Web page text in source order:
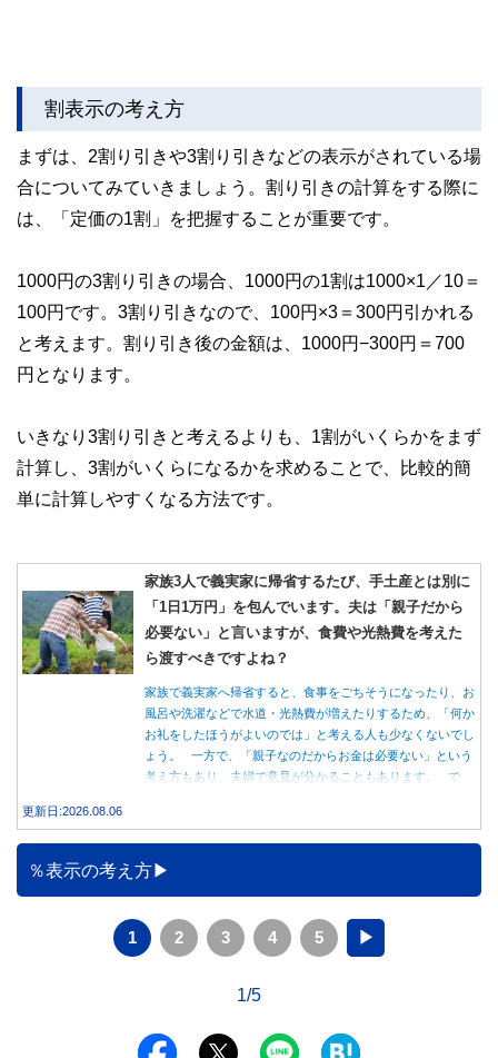
割表示の考え方
まずは、2割り引きや3割り引きなどの表示がされている場
合についてみていきましょう。割り引きの計算をする際に
は、「定価の1割」を把握することが重要です。
1000円の3割り引きの場合、1000円の1割は1000×1／10＝
100円です。3割り引きなので、100円×3＝300円引かれる
と考えます。割り引き後の金額は、1000円−300円＝700
円となります。
いきなり3割り引きと考えるよりも、1割がいくらかをまず
計算し、3割がいくらになるかを求めることで、比較的簡
単に計算しやすくなる方法です。
家族3人で義実家に帰省するたび、手土産とは別に
「1日1万円」を包んでいます。夫は「親子だから
必要ない」と言いますが、食費や光熱費を考えた
ら渡すべきですよね？
家族で義実家へ帰省すると、食事をごちそうになったり、お
風呂や洗濯などで水道・光熱費が増えたりするため、「何か
お礼をしたほうがよいのでは」と考える人も少なくないでし
ょう。 一方で、「親子なのだからお金は必要ない」という
考え方もあり、夫婦で意見が分かることもあります。 で
ます。
更新日:2026.08.06
％表示の考え方
1 2 3 4 5 ▶
1/5